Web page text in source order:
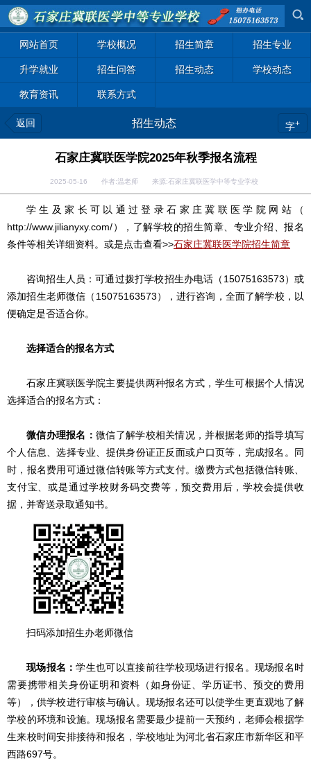
网站首页 学校概况 招生简章 招生专业
升学就业 招生问答 招生动态 学校动态
教育资讯 联系方式
返回 招生动态 字+
石家庄冀联医学院2025年秋季报名流程
2025-05-16 作者:温老师 来源:石家庄冀联医学中等专业学校
学生及家长可以通过登录石家庄冀联医学院网站（
http://www.jilianyxy.com/），了解学校的招生简章、专业介绍、报名
条件等相关详细资料。或是点击查看>>石家庄冀联医学院招生简章
咨询招生人员：可通过拨打学校招生办电话（15075163573）或
添加招生老师微信（15075163573），进行咨询，全面了解学校，以
便确定是否适合你。
选择适合的报名方式
石家庄冀联医学院主要提供两种报名方式，学生可根据个人情况
选择适合的报名方式：
微信办理报名：微信了解学校相关情况，并根据老师的指导填写
个人信息、选择专业、提供身份证正反面或户口页等，完成报名。同
时，报名费用可通过微信转账等方式支付。缴费方式包括微信转账、
支付宝、或是通过学校财务码交费等，预交费用后，学校会提供收
据，并寄送录取通知书。
扫码添加招生办老师微信
现场报名：学生也可以直接前往学校现场进行报名。现场报名时
需要携带相关身份证明和资料（如身份证、学历证书、预交的费用
等），供学校进行审核与确认。现场报名还可以使学生更直观地了解
学校的环境和设施。现场报名需要最少提前一天预约，老师会根据学
生来校时间安排接待和报名，学校地址为河北省石家庄市新华区和平
西路697号。